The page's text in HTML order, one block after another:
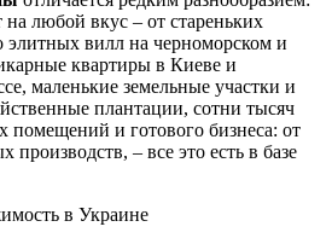
любой вкус – от стареньких
элитных вилл на черноморском и
квартиры в Киеве и
маленькие земельные участки и
плантации, сотни тысяч
помещений и готового бизнеса: от
– все это есть в базе